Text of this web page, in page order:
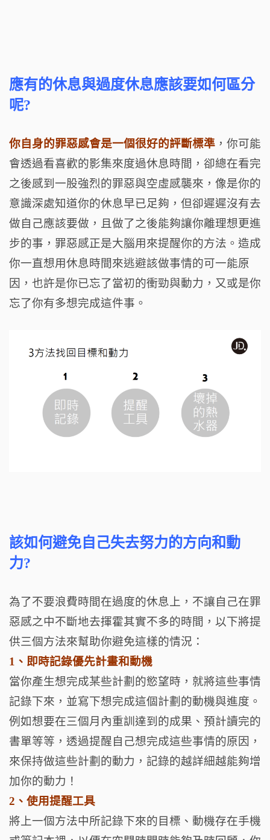
應有的休息與過度休息應該要如何區分
呢?
你自身的罪惡感會是一個很好的評斷標準 ，你可能
會透過看喜歡的影集來度過休息時間，卻總在看完
之後感到一股強烈的罪惡與空虛感襲來，像是你的
意識深處知道你的休息早已足夠，但卻遲遲沒有去
做自己應該要做，且做了之後能夠讓你離理想更進
步的事，罪惡感正是大腦用來提醒你的方法。造成
你一直想用休息時間來逃避該做事情的可一能原
因，也許是你已忘了當初的衝勁與動力，又或是你
忘了你有多想完成這件事。
該如何避免自己失去努力的方向和動
力?
為了不要浪費時間在過度的休息上，不讓自己在罪
惡感之中不斷地去揮霍其實不多的時間，以下將提
供三個方法來幫助你避免這樣的情況：
1、即時記錄優先計畫和動機
當你產生想完成某些計劃的慾望時，就將這些事情
記錄下來，並寫下想完成這個計劃的動機與進度。
例如想要在三個月內重訓達到的成果、預計讀完的
書單等等，透過提醒自己想完成這些事情的原因，
來保持做這些計劃的動力，記錄的越詳細越能夠增
加你的動力！
2、使用提醒工具
將上一個方法中所記錄下來的目標、動機存在手機